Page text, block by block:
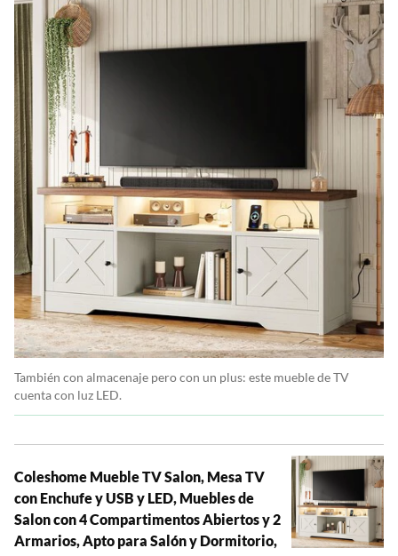
También con almacenaje pero con un plus: este mueble de TV
cuenta con luz LED.
Coleshome Mueble TV Salon, Mesa TV
con Enchufe y USB y LED, Muebles de
Salon con 4 Compartimentos Abiertos y 2
Armarios, Apto para Salón y Dormitorio,